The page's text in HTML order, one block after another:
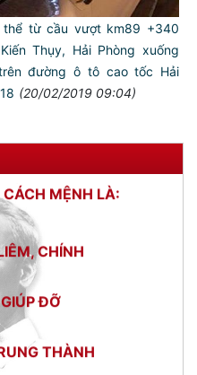
từ cầu vượt km89 +340
Thụy, Hải Phòng xuống
đường ô tô cao tốc Hải
(20/02/2019 09:04)
MỆNH LÀ:
CHÍNH
ĐỠ
THÀNH
LỄ PHÉP